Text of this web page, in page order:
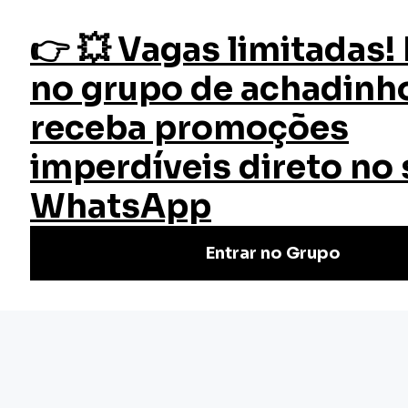
fazer login
Início Cursos Cursos Gratuitos Cinema 4D
Curso Cinema 4D
Faça o Curso de Cinema 4D Online e Gratuito | Certificado
válido em todo Brasil. Não perca tempo, venha conferir.
Cursos rápidos e de qualidade.